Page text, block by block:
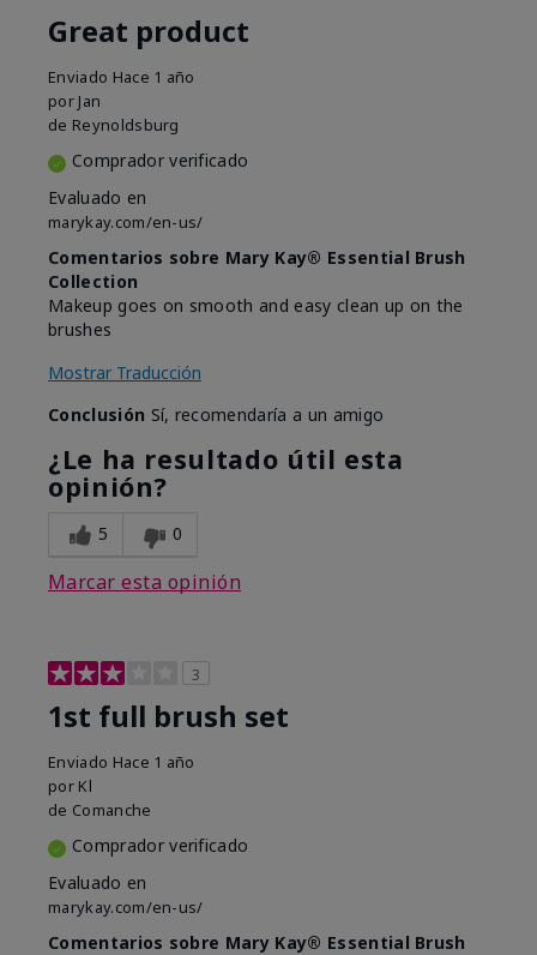
Great product
Enviado Hace 1 año
por Jan
de Reynoldsburg
Comprador verificado
Evaluado en
marykay.com/en-us/
Comentarios sobre Mary Kay® Essential Brush
Collection
Makeup goes on smooth and easy clean up on the
brushes
Mostrar Traducción
Conclusión Sí, recomendaría a un amigo
¿Le ha resultado útil esta
opinión?
5 0
Marcar esta opinión
3
1st full brush set
Enviado Hace 1 año
por Kl
de Comanche
Comprador verificado
Evaluado en
marykay.com/en-us/
Comentarios sobre Mary Kay® Essential Brush